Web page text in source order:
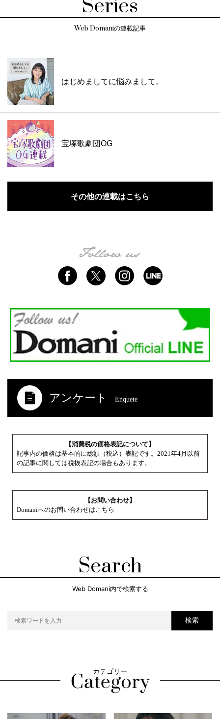
Series
Web Domaniの連載記事
はじめましてに悩みまして。
宝塚歌劇団OG
その他の連載はこちら
アンケート Enquete
【消費税の価格表記について】
記事内の価格は基本的に総額（税込）表記です。2021年4月以前
の記事に関しては税抜表記の場合もあります。
【お問い合わせ】
Domaniへのお問い合わせはこちら
Search
Web Domani内で検索する
検索
カテゴリー